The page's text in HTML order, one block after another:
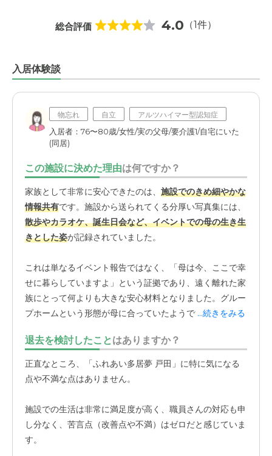
総合評価 4.0 （1件）
入居体験談
物忘れ 自立 アルツハイマー型認知症
入居者：76〜80歳/女性/実の父母/要介護1/自宅にいた
(同居)
この施設に決めた理由は何ですか？
家族として非常に安心できたのは、 施設でのきめ細やかな
情報共有です。施設から送られてくる分厚い写真集には、
散歩やカラオケ、誕生日会など、イベントでの母の生き生
きとした姿が記録されていました。
これは単なるイベント報告ではなく、「母は今、ここで幸
せに暮らしていますよ」という証拠であり、遠く離れた家
族にとって何よりも大きな安心材料となりました。グルー
プホームという形態が母に合っていたようです。入居者の
は症状が同程度で、 普通に会話ができる方々と仲良く過ご
しています 。
係を築き、交流を楽しめているため、精神的な孤立を感じ
る心配がありません。入居前、母は生活リズムが完全に崩
壊し、健康面が心配でした。
...続きをみる
退去を検討したことはありますか？
正直なところ、「ふれあい多居夢 戸田」に特に気になる
点や不満な点はありません。
施設での生活は非常に満足度が高く、職員さんの対応も申
し分なく、苦言点（改善点や不満）はゼロだと感じていま
す。